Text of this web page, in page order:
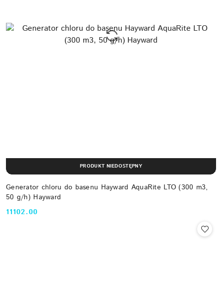
Generator chloru do basenu Hayward AquaRite LTO (300 m3,
50 g/h) Hayward
Cena:
11102.00
PRODUKT NIEDOSTĘPNY